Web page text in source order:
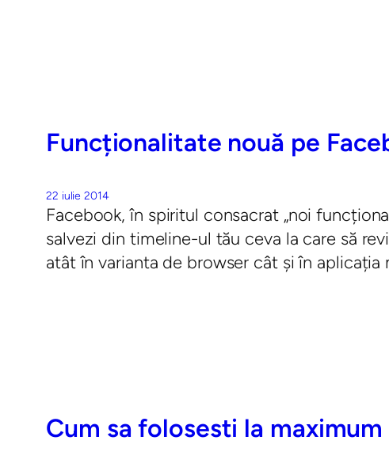
Funcționalitate nouă pe
22 iulie 2014
Facebook, în spiritul consacrat „noi
salvezi din timeline-ul tău ceva la care să
atât în varianta de browser cât și în
Cum sa folosesti la